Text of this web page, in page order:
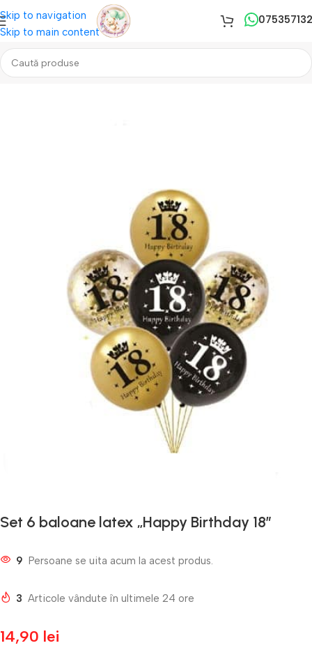
Skip to navigation
Skip to main content
Prima pagină/Baloane/Diverse baloane
Set 6 baloane latex „Happy Birthday 18”
9 Persoane se uita acum la acest produs.
3 Articole vândute în ultimele 24 ore
14,90 lei